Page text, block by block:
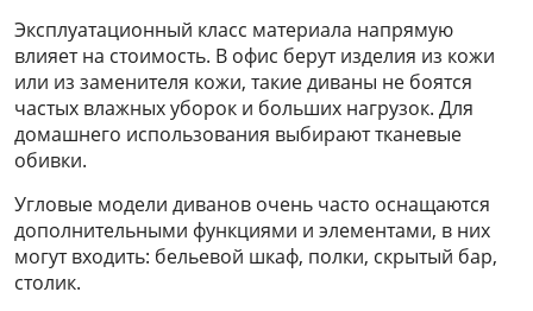
Эксплуатационный класс материала напрямую
влияет на стоимость. В офис берут изделия из кожи
или из заменителя кожи, такие диваны не боятся
частых влажных уборок и больших нагрузок. Для
домашнего использования выбирают тканевые
обивки.
Угловые модели диванов очень часто оснащаются
дополнительными функциями и элементами, в них
могут входить: бельевой шкаф, полки, скрытый бар,
столик.